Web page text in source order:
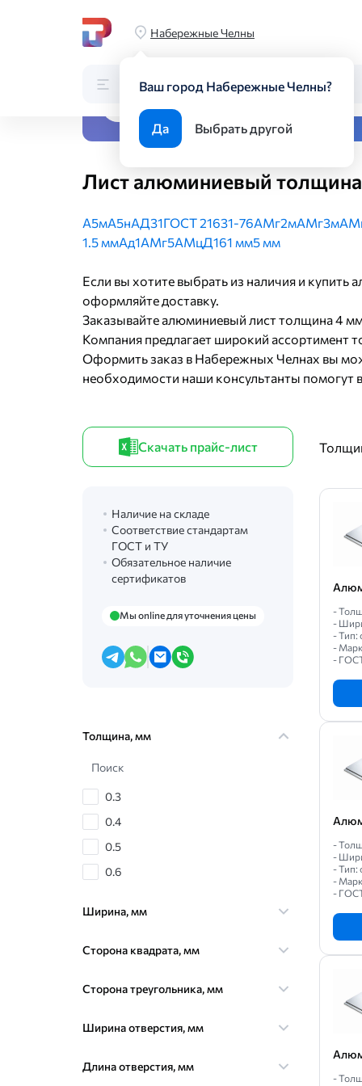
Набережные Челны
Ваш город Набережные Челны?
Да Выбрать другой
Каталог Поиск по каталогу
Главная Каталог Листовой прокат
Все виды
Лист алюминиевый
А5мА5нАД31ГОСТ 21631-76АМг2мАМг3м
1.5 ммАд1АМг5АМцД161 мм5 мм
Если вы хотите выбрать из наличия и
оформляйте доставку.
Заказывайте алюминиевый лист толщина 4
Компания предлагает широкий ассортимент
Оформить заказ в Набережных Челнах вы
необходимости наши консультанты помогут
Скачать прайс-лист
Наличие на складе
Соответствие стандартам
ГОСТ и ТУ
Обязательное наличие
сертификатов
Мы online для уточнения цены
Толщина, мм
Поиск
0.3
0.4
0.5
0.6
0.9
1.2
1.8
Ширина, мм
Сторона квадрата, мм
Сторона треугольника, мм
Ширина отверстия, мм
Длина отверстия, мм
-
-
- Тип:
-
-
-
-
- Тип:
-
-
-